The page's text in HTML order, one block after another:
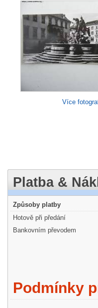
Více
Platba &
Způsoby platby
Hotově při předání
Bankovním převodem
Podmínky